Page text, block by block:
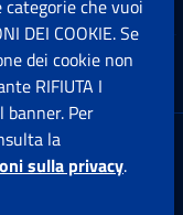
21
che vuoi
DEI COOKIE. Se
dei cookie non
RIFIUTA I
banner. Per
la
sulla privacy.